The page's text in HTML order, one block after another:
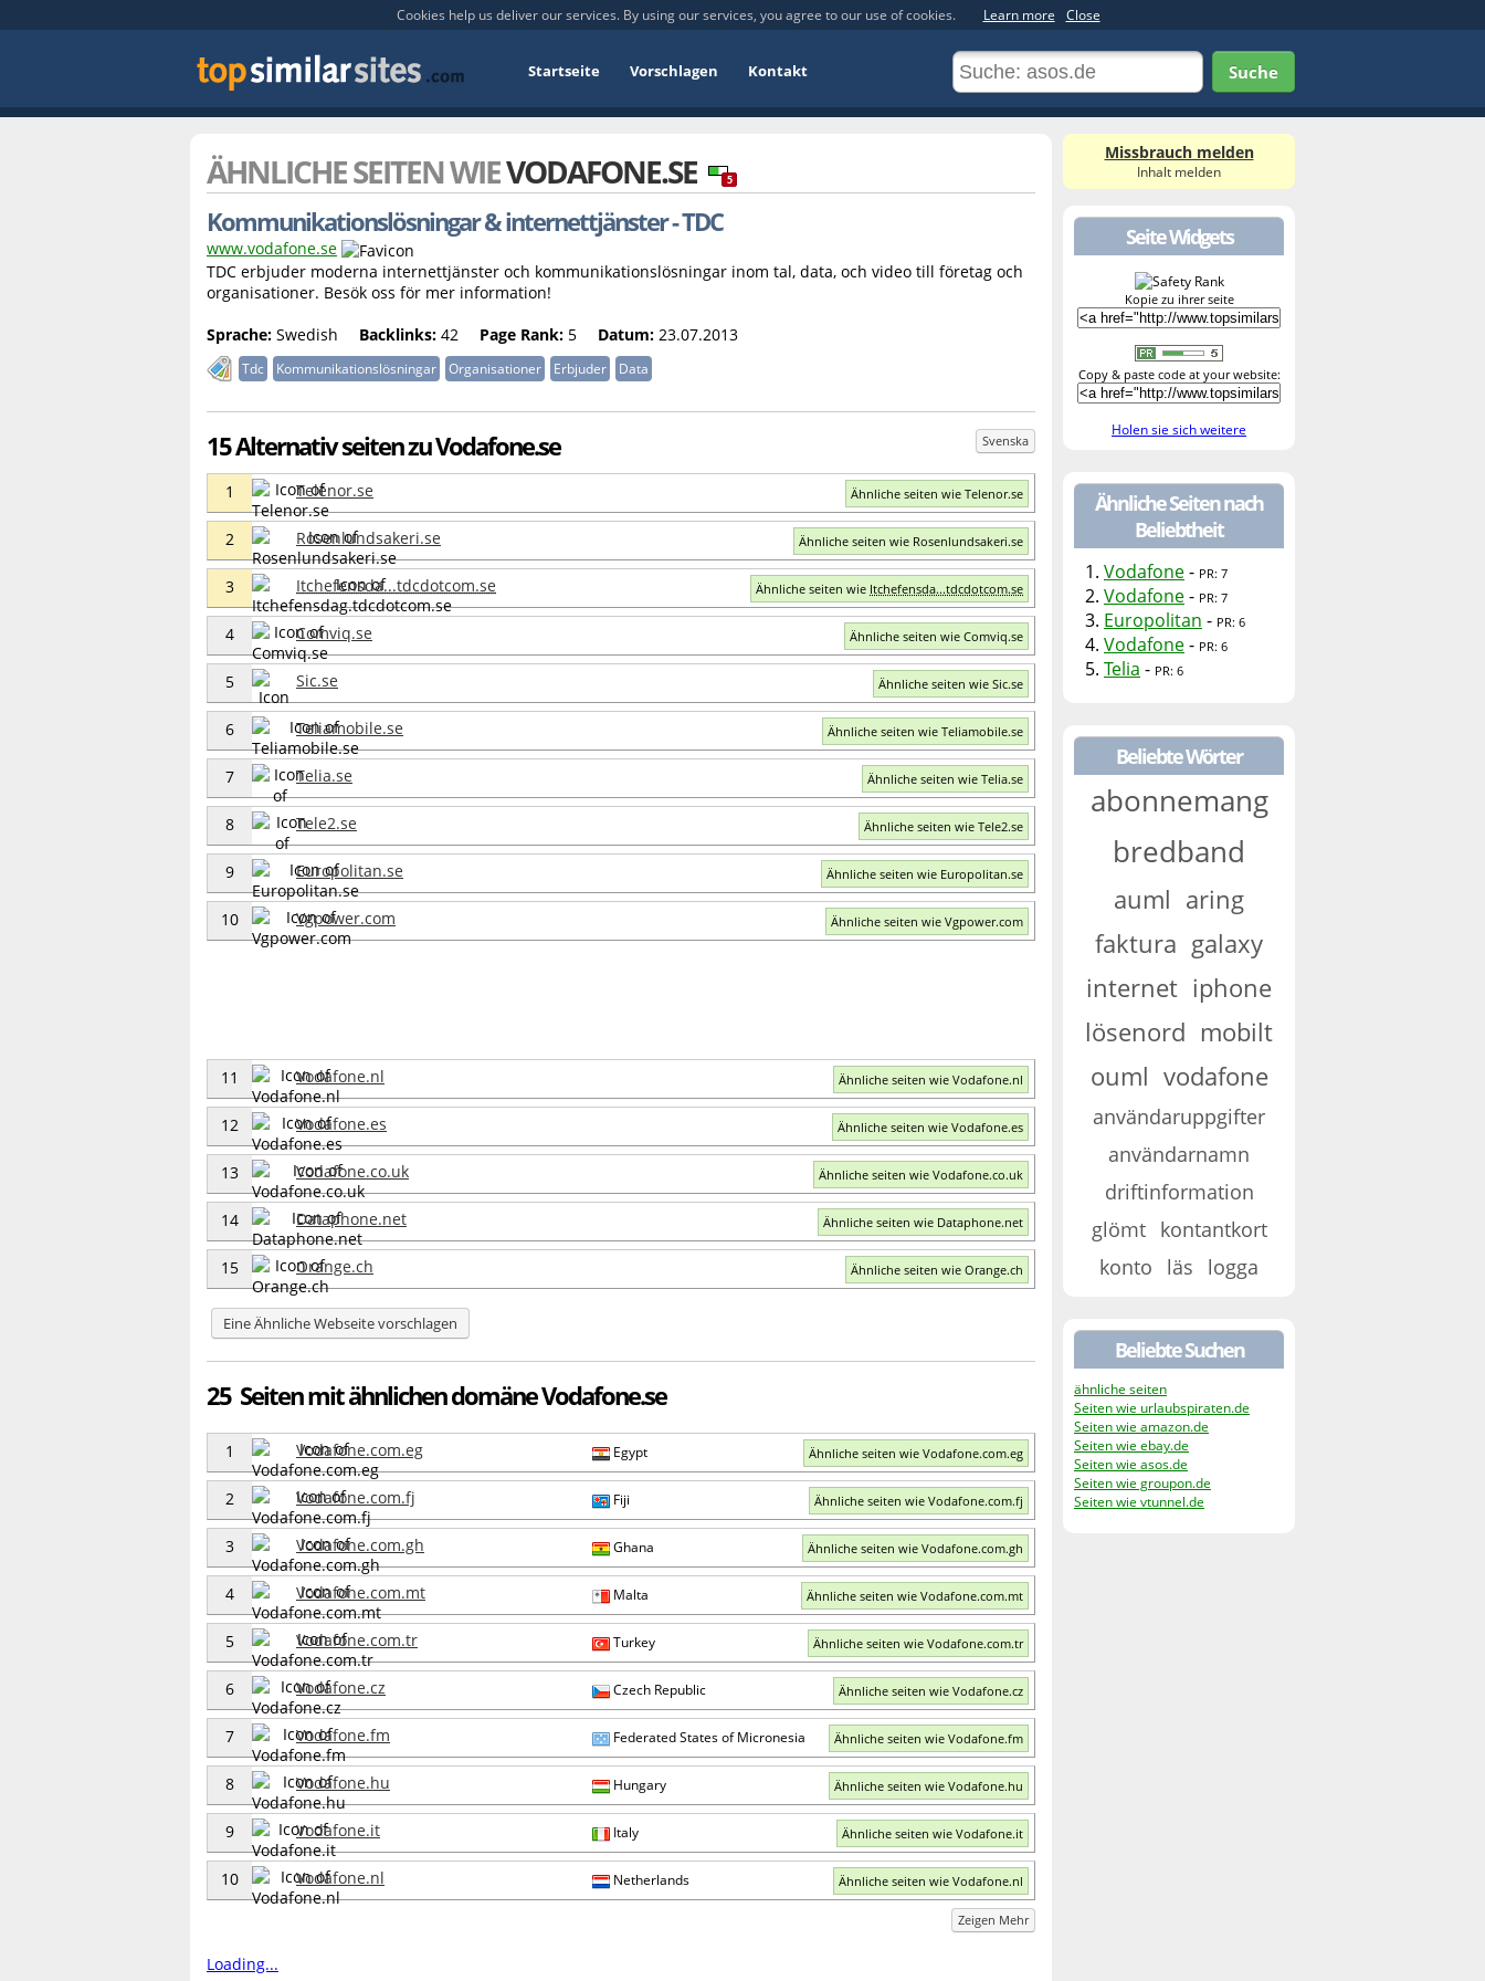
Cookies help us deliver our services. By using our services, you agree to our use of cookies. Learn more Close
Startseite Vorschlagen Kontakt Suche
ÄHNLICHE SEITEN WIEVODAFONE.SE 5
Kommunikationslösningar & internettjänster - TDC
www.vodafone.se
TDC erbjuder moderna internettjänster och kommunikationslösningar inom tal, data, och video till företag och
organisationer. Besök oss för mer information!
Sprache: Swedish Backlinks: 42 Page Rank: 5 Datum: 23.07.2013
Tdc Kommunikationslösningar Organisationer Erbjuder Data
15 Alternativ seiten zu Vodafone.se Svenska
1 Telenor.se Ähnliche seiten wie Telenor.se
2 Rosenlundsakeri.se Ähnliche seiten wie Rosenlundsakeri.se
3 Itchefensda...tdcdotcom.se Ähnliche seiten wie Itchefensda...tdcdotcom.se
4 Comviq.se Ähnliche seiten wie Comviq.se
5 Sic.se Ähnliche seiten wie Sic.se
6 Teliamobile.se Ähnliche seiten wie Teliamobile.se
7 Telia.se Ähnliche seiten wie Telia.se
8 Tele2.se Ähnliche seiten wie Tele2.se
9 Europolitan.se Ähnliche seiten wie Europolitan.se
10 Vgpower.com Ähnliche seiten wie Vgpower.com
11 Vodafone.nl Ähnliche seiten wie Vodafone.nl
12 Vodafone.es Ähnliche seiten wie Vodafone.es
13 Vodafone.co.uk Ähnliche seiten wie Vodafone.co.uk
14 Dataphone.net Ähnliche seiten wie Dataphone.net
15 Orange.ch Ähnliche seiten wie Orange.ch
Eine Ähnliche Webseite vorschlagen
25 Seiten mit ähnlichen domäne Vodafone.se
1 Vodafone.com.eg Egypt Ähnliche seiten wie Vodafone.com.eg
2 Vodafone.com.fj Fiji Ähnliche seiten wie Vodafone.com.fj
3 Vodafone.com.gh Ghana Ähnliche seiten wie Vodafone.com.gh
4 Vodafone.com.mt Malta Ähnliche seiten wie Vodafone.com.mt
5 Vodafone.com.tr Turkey Ähnliche seiten wie Vodafone.com.tr
6 Vodafone.cz Czech Republic Ähnliche seiten wie Vodafone.cz
7 Vodafone.fm Federated States of Micronesia Ähnliche seiten wie Vodafone.fm
8 Vodafone.hu Hungary Ähnliche seiten wie Vodafone.hu
9 Vodafone.it Italy Ähnliche seiten wie Vodafone.it
10 Vodafone.nl Netherlands Ähnliche seiten wie Vodafone.nl
Zeigen Mehr
Loading...
Missbrauch melden
Inhalt melden
Seite Widgets
Kopie zu ihrer seite
Copy & paste code at your website:
Holen sie sich weitere
Ähnliche Seiten nach
Beliebtheit
1. Vodafone- PR: 7
2. Vodafone- PR: 7
3. Europolitan - PR: 6
4. Vodafone- PR: 6
5. Telia - PR: 6
Beliebte Wörter
abonnemang
bredband
auml aring
faktura galaxy
internet iphone
lösenord mobilt
ouml vodafone
användaruppgifter
användarnamn
driftinformation
glömt
kontantkort
konto
läs logga
Beliebte Suchen
ähnliche seiten
Seiten wie urlaubspiraten.de
Seiten wie amazon.de
Seiten wie ebay.de
Seiten wie asos.de
Seiten wie groupon.de
Seiten wie vtunnel.de